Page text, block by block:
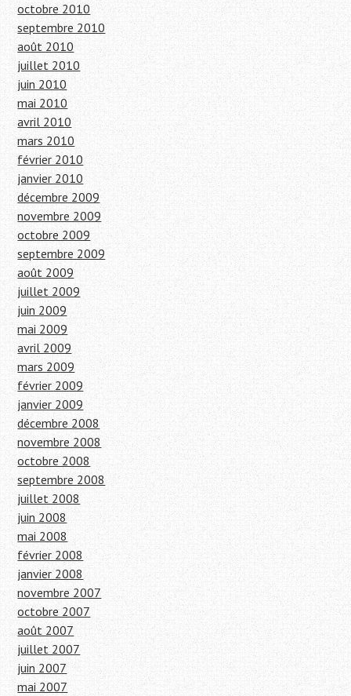
octobre 2010
septembre 2010
août 2010
juillet 2010
juin 2010
mai 2010
avril 2010
mars 2010
février 2010
janvier 2010
décembre 2009
novembre 2009
octobre 2009
septembre 2009
août 2009
juillet 2009
juin 2009
mai 2009
avril 2009
mars 2009
février 2009
janvier 2009
décembre 2008
novembre 2008
octobre 2008
septembre 2008
juillet 2008
juin 2008
mai 2008
février 2008
janvier 2008
novembre 2007
octobre 2007
août 2007
juillet 2007
juin 2007
mai 2007